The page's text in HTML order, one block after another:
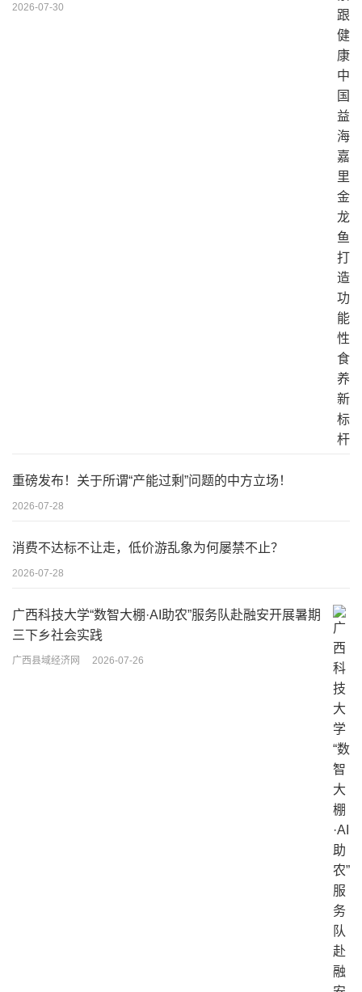
2026-07-30
重磅发布！关于所谓“产能过剩”问题的中方立场！
2026-07-28
消费不达标不让走，低价游乱象为何屡禁不止？
2026-07-28
广西科技大学“数智大棚·AI助农”服务队赴融安开展暑期
三下乡社会实践
广西县域经济网 2026-07-26